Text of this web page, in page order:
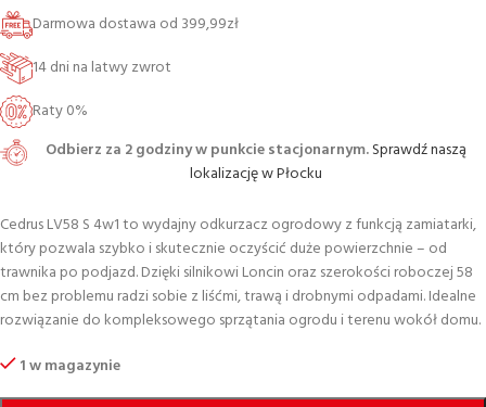
Darmowa dostawa od 399,99zł
14 dni na latwy zwrot
Raty 0%
Odbierz za 2 godziny w punkcie stacjonarnym.Sprawdź naszą
lokalizację w Płocku
Cedrus LV58 S 4w1 to wydajny odkurzacz ogrodowy z funkcją zamiatarki,
który pozwala szybko i skutecznie oczyścić duże powierzchnie – od
trawnika po podjazd. Dzięki silnikowi Loncin oraz szerokości roboczej 58
cm bez problemu radzi sobie z liśćmi, trawą i drobnymi odpadami. Idealne
rozwiązanie do kompleksowego sprzątania ogrodu i terenu wokół domu.
1 w magazynie